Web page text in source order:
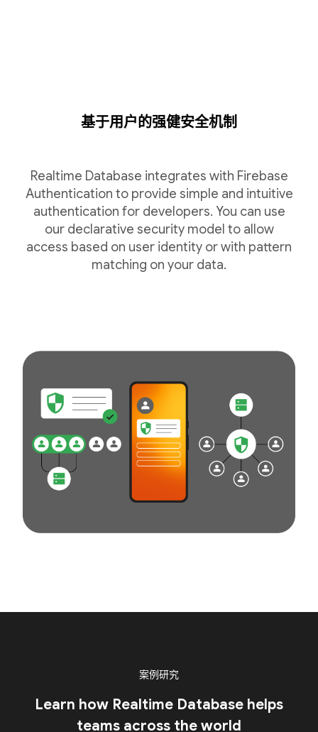
基于用户的强健安全机制
Realtime Database integrates with Firebase
Authentication to provide simple and intuitive
authentication for developers. You can use
our declarative security model to allow
access based on user identity or with pattern
matching on your data.
案例研究
Learn how Realtime Database helps
teams across the world